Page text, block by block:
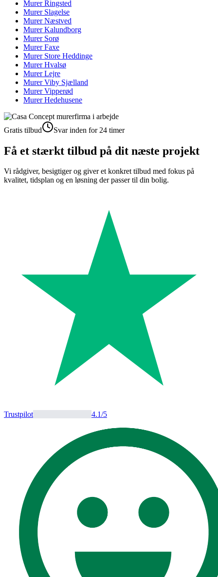
MurerRingsted
Murer Slagelse
MurerNæstved
MurerKalundborg
Murer Sorø
MurerFaxe
Murer Store Heddinge
MurerHvalsø
MurerLejre
MurerViby Sjælland
MurerVipperød
MurerHedehusene
Gratis tilbud Svar inden for 24 timer
Få et stærkt tilbud på dit næste projekt
Vi rådgiver, besigtiger og giver et konkret tilbud med fokus på
kvalitet, tidsplan og en løsning der passer til din bolig.
Trustpilot 4.1/5